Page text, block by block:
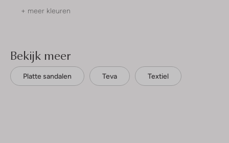
+ meer kleuren
Bekijk meer
Platte sandalen Teva Textiel